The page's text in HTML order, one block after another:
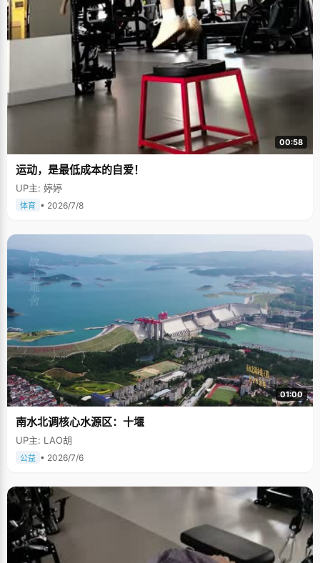
00:58
运动，是最低成本的自爱！
UP主: 婷婷
体育 • 2026/7/8
01:00
南水北调核心水源区：十堰
UP主: LAO胡
公益 • 2026/7/6